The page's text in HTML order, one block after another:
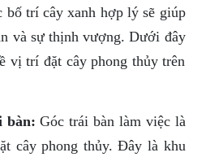
bố trí cây xanh hợp lý sẽ giúp
và sự thịnh vượng. Dưới đây
vị trí đặt cây phong thủy trên
bàn: Góc trái bàn làm việc là
cây phong thủy. Đây là khu